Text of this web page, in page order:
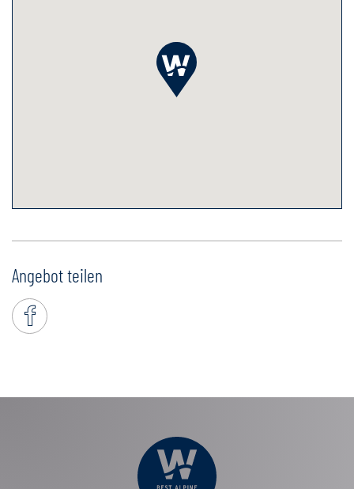
Angebot teilen